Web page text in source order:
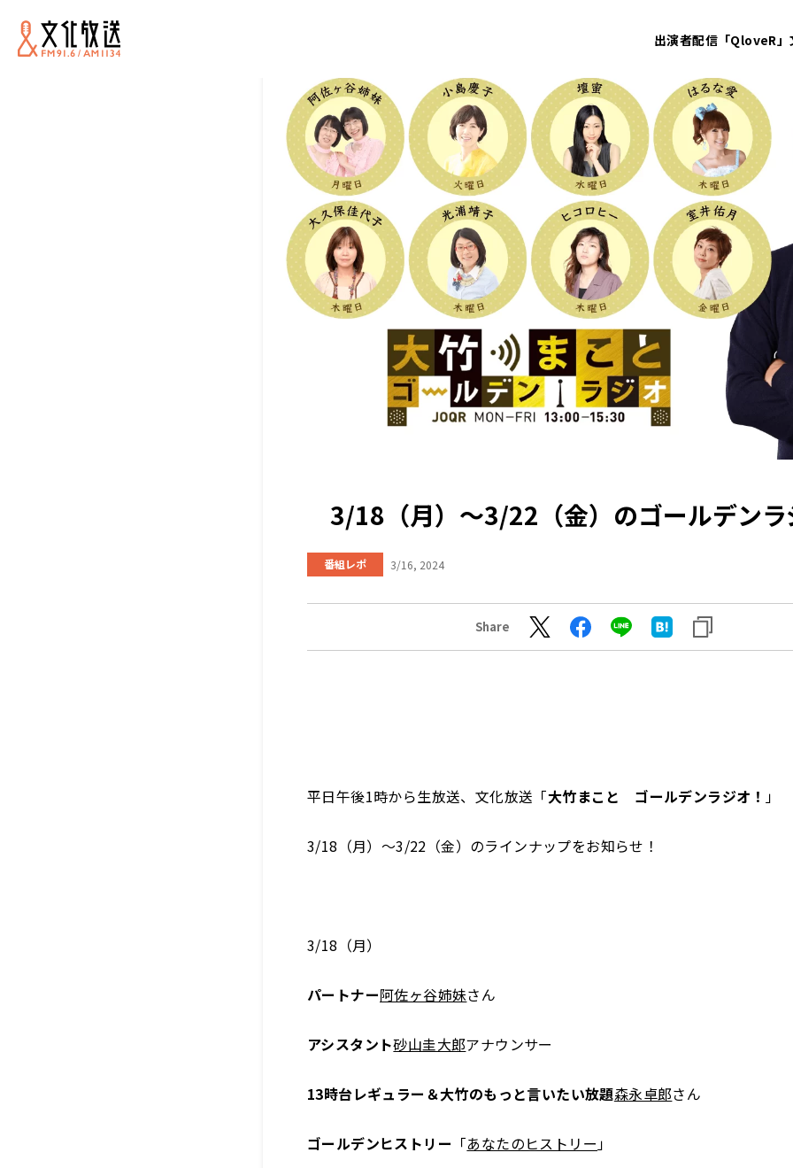
出演者配信「QloveR」
3/18（月）～3/22（金）のゴールデンラ
番組レポ 3/16, 2024
Share
平日午後1時から生放送、文化放送「大竹まこと ゴールデンラジオ！ 」
3/18（月）～3/22（金）のラインナップをお知らせ！
3/18（月）
パートナー阿佐ヶ谷姉妹さん
アシスタント砂山圭大郎アナウンサー
13時台レギュラー＆大竹のもっと言いたい放題森永卓郎さん
ゴールデンヒストリー 「あなたのヒストリー 」